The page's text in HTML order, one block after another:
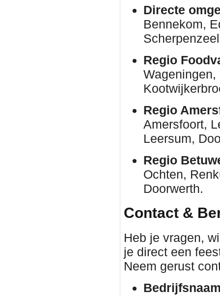
Directe
Bennekom,
Regio
Regio
Amersfoort,
Leersum,
Regio
Ochten,
Doorwerth.
Contact &
Heb je vragen,
je direct een
Neem gerust